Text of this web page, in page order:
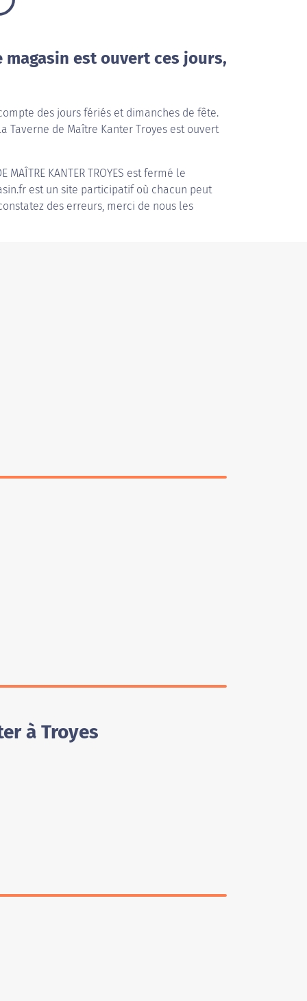
est ouvert ces jours,
des jours fériés et dimanches de fête.
Taverne de Maître Kanter Troyes est ouvert
MAÎTRE KANTER TROYES est fermé le
est un site participatif où chacun peut
des erreurs, merci de nous les
à Troyes